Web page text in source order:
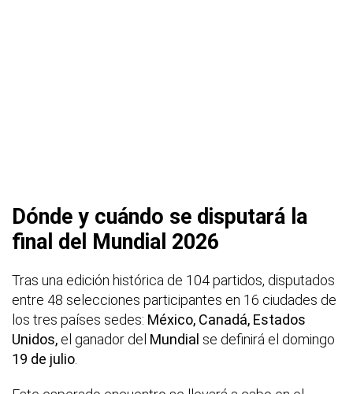
Dónde y cuándo se disputará la
final del Mundial 2026
Tras una edición histórica de 104 partidos, disputados
entre 48 selecciones participantes en 16 ciudades de
los tres países sedes: México, Canadá, Estados
Unidos, el ganador del Mundial se definirá el domingo
19 de julio